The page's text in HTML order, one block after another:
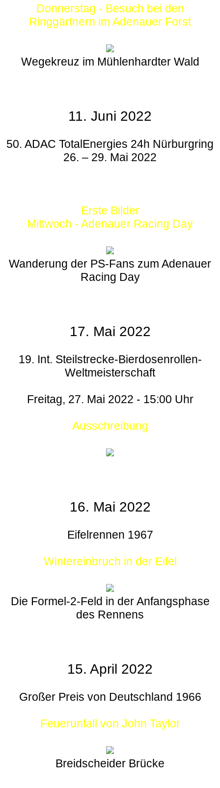
Donnerstag - Besuch bei den
Ringgärtnern im Adenauer Forst
Wegekreuz im Mühlenhardter Wald
11. Juni 2022
50. ADAC TotalEnergies 24h Nürburgring
26. – 29. Mai 2022
Erste Bilder
Mittwoch - Adenauer Racing Day
Wanderung der PS-Fans zum Adenauer
Racing Day
17. Mai 2022
19. Int. Steilstrecke-Bierdosenrollen-
Weltmeisterschaft
Freitag, 27. Mai 2022 - 15:00 Uhr
Ausschreibung
16. Mai 2022
Eifelrennen 1967
Wintereinbruch in der Eifel
Die Formel-2-Feld in der Anfangsphase
des Rennens
15. April 2022
Großer Preis von Deutschland 1966
Feuerunfall von John Taylor
Breidscheider Brücke